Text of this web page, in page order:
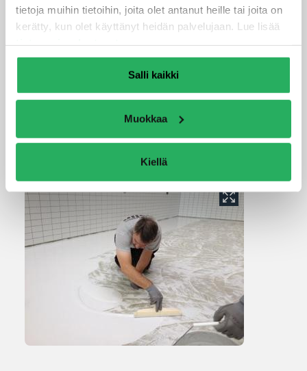
tietoja muihin tietoihin, joita olet antanut heille tai joita on
kerätty, kun olet käyttänyt heidän palvelujaan. Lue lisää
Salli kaikki
Muokkaa
Kiellä